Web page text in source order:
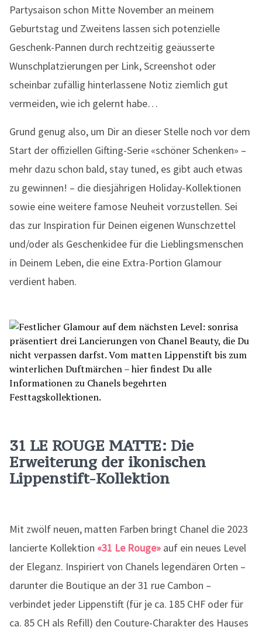
Partysaison schon Mitte November an meinem
Geburtstag und Zweitens lassen sich potenzielle
Geschenk-Pannen durch rechtzeitig geäusserte
Wunschplatzierungen per Link, Screenshot oder
scheinbar zufällig hinterlassene Notiz ziemlich gut
vermeiden, wie ich gelernt habe…
Grund genug also, um Dir an dieser Stelle noch vor dem
Start der offiziellen Gifting-Serie «schöner Schenken» –
mehr dazu schon bald, stay tuned, es gibt auch etwas
zu gewinnen! – die diesjährigen Holiday-Kollektionen
sowie eine weitere famose Neuheit vorzustellen. Sei
das zur Inspiration für Deinen eigenen Wunschzettel
und/oder als Geschenkidee für die Lieblingsmenschen
in Deinem Leben, die eine Extra-Portion Glamour
verdient haben.
31 LE ROUGE MATTE: Die
Erweiterung der ikonischen
Lippenstift-Kollektion
Mit zwölf neuen, matten Farben bringt Chanel die 2023
lancierte Kollektion «31 Le Rouge» auf ein neues Level
der Eleganz. Inspiriert von Chanels legendären Orten –
darunter die Boutique an der 31 rue Cambon –
verbindet jeder Lippenstift (für je ca. 185 CHF oder für
ca. 85 CH als Refill) den Couture-Charakter des Hauses